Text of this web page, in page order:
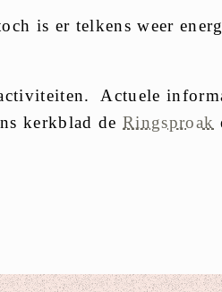
is er telkens weer
Actuele
kerkblad de Ringsproak